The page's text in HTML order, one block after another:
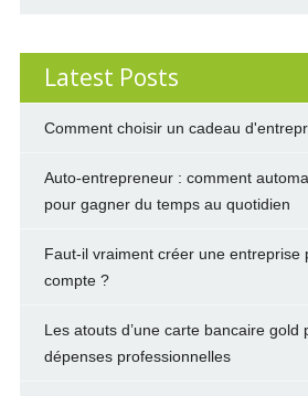
Latest Posts
Comment choisir un cadeau
Auto-entrepreneur : comment
pour gagner du temps au quotidien
Faut-il vraiment créer une entreprise
compte ?
Les atouts d’une carte bancaire gold
dépenses professionnelles